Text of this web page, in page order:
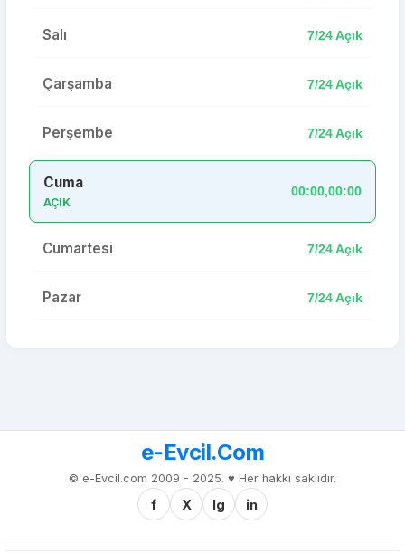
Salı 7/24 Açık
Çarşamba 7/24 Açık
Perşembe 7/24 Açık
Cuma
AÇIK
00:00,00:00
Cumartesi 7/24 Açık
Pazar 7/24 Açık
e-Evcil.Com
© e-Evcil.com 2009 - 2025. ♥️ Her hakkı saklıdır.
f X Ig in